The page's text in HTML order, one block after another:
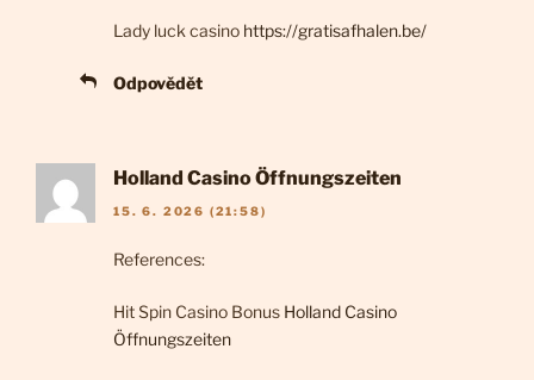
Lady luck casino https://gratisafhalen.be/
Odpovědět
Holland Casino Öffnungszeiten
15. 6. 2026 (21:58)
References:
Hit Spin Casino Bonus Holland Casino
Öffnungszeiten